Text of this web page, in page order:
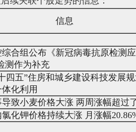
信息
合组公布《新冠病毒抗原检测
测作为补充
四五”住房和城乡建设科技发展
化利用
致小麦价格大涨 两周涨幅超过
化钾价格持续大涨 月涨幅